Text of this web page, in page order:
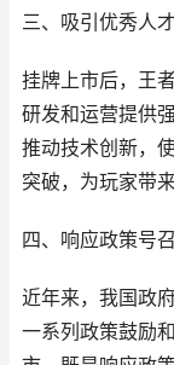
三、吸引优秀人
挂牌上市后，王
研发和运营提供
推动技术创新，
突破，为玩家带
四、响应政策号
近年来，我国政
一系列政策鼓励